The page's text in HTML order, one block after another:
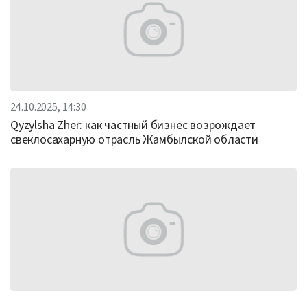
24.10.2025, 14:30
Qyzylsha Zher: как частный бизнес возрождает
свеклосахарную отрасль Жамбылской области